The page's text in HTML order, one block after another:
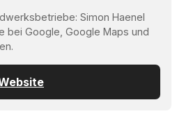
Simon Haenel
bei Google, Google Maps und